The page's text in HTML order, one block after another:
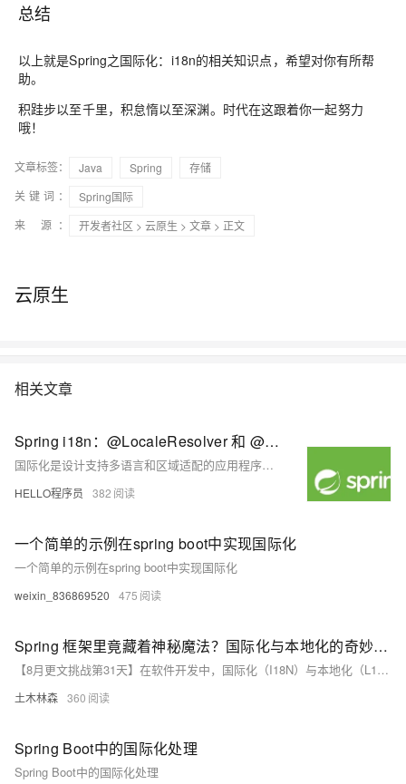
总结
以上就是Spring之国际化：i18n的相关知识点，希望对你有所帮
助。
积跬步以至千里，积怠惰以至深渊。时代在这跟着你一起努力
哦！
文章标签： Java Spring
存储
关键词：
Spring国际
来 源：
开发者社区 > 云原生 > 文章 > 正文
云原生
相关文章
Spring i18n：@LocaleResolver 和 @RequestToViewName 指南
国际化是设计支持多语言和区域适配的应用程序的关键，有助于扩大市场覆盖、提升用户体验。Spring 提供了丰富的内置支持，如 `MessageSource`、`LocaleResolver` 和 `RequestToViewNameTranslator`，帮助开发者高效实现多语言切换和区域设置管理。通过结合 `@LocaleResolver` 识别用户语言环境，并配合 `@RequestToViewNameTranslator` 动态渲染视图，可构建高度本地化、灵活且用户友好的全球应用。
HELLO程序员 382
一个简单的示例在spring boot中实现国际化
一个简单的示例在spring boot中实现国际化
weixin_836869520 475
Spring 框架里竟藏着神秘魔法？国际化与本地化的奇妙之旅等你来揭开谜底！
【8月更文挑战第31天】在软件开发中，国际化（I18N）与本地化（L10N）对于满足不同地区用户需求至关重要。Spring框架提供了强大支持，利用资源文件和`MessageSource`实现多语言文本管理。通过配置日期格式和货币符号，进一步完善本地化功能。合理应用这些特性，可显著提升应用的多地区适应性和用户体验。
土木林森 360
Spring Boot中的国际化处理
Spring Boot中的国际化处理